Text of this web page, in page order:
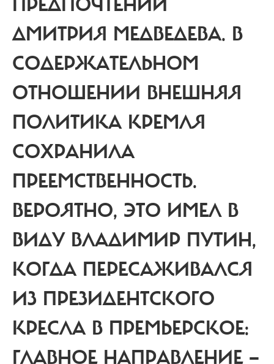
ПРЕДПОЧТЕНИЙ
ДМИТРИЯ МЕДВЕДЕВА. В
СОДЕРЖАТЕЛЬНОМ
ОТНОШЕНИИ ВНЕШНЯЯ
ПОЛИТИКА КРЕМЛЯ
СОХРАНИЛА
ПРЕЕМСТВЕННОСТЬ.
ВЕРОЯТНО, ЭТО ИМЕЛ В
ВИДУ ВЛАДИМИР ПУТИН,
КОГДА ПЕРЕСАЖИВАЛСЯ
ИЗ ПРЕЗИДЕНТСКОГО
КРЕСЛА В ПРЕМЬЕРСКОЕ:
ГЛАВНОЕ НАПРАВЛЕНИЕ —